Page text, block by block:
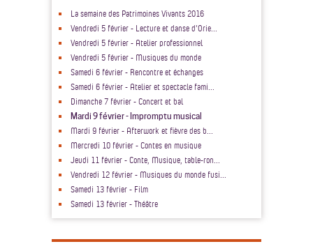
La semaine des Patrimoines Vivants 2016
Vendredi 5 février - Lecture et danse d'Orie...
Vendredi 5 février - Atelier professionnel
Vendredi 5 février - Musiques du monde
Samedi 6 février - Rencontre et échanges
Samedi 6 février - Atelier et spectacle fami...
Dimanche 7 février - Concert et bal
Mardi 9 février - Impromptu musical
Mardi 9 février - Afterwork et fièvre des b...
Mercredi 10 février - Contes en musique
Jeudi 11 février - Conte, Musique, table-ron...
Vendredi 12 février - Musiques du monde fusi...
Samedi 13 février - Film
Samedi 13 février - Théâtre